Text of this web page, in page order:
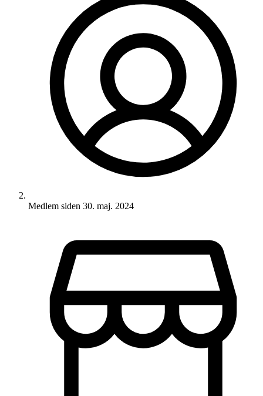
Medlem siden 30. maj. 2024